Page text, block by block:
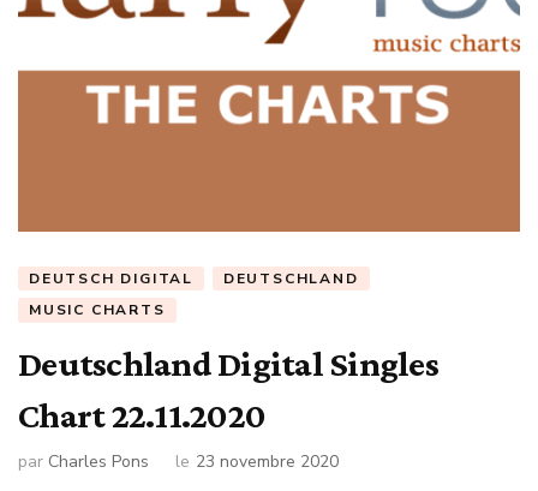
DEUTSCH DIGITAL
DEUTSCHLAND
MUSIC CHARTS
Deutschland Digital Singles
Chart 22.11.2020
par Charles Pons le 23 novembre 2020